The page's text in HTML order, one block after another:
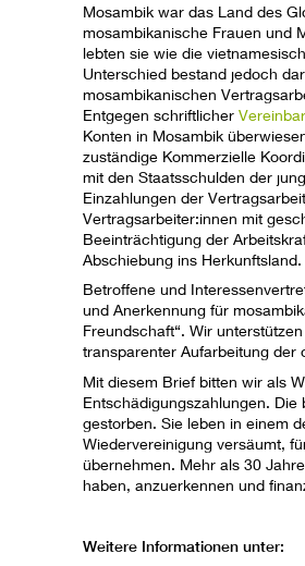
Mosambik war das Land des
mosambikanische Frauen und
lebten sie wie die
Unterschied bestand jedoch
mosambikanischen
Entgegen schriftlicher
Konten in Mosambik
zuständige Kommerzielle
mit den Staatsschulden der
Einzahlungen der
Vertragsarbeiter:innen mit
Beeinträchtigung der
Abschiebung ins Herkunftsland.
Betroffene und
und Anerkennung für
Freundschaft“. Wir
transparenter Aufarbeitung der
Mit diesem Brief bitten wir als
Entschädigungszahlungen.
gestorben. Sie leben in einem
Wiedervereinigung versäumt,
übernehmen. Mehr als 30
haben, anzuerkennen und
Weitere Informationen unter: